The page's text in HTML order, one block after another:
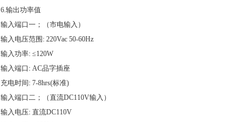
6.输出功率值
输入端口一；（市电输入）
输入电压范围: 220Vac 50-60Hz
输入功率: ≤120W
输入端口: AC品字插座
充电时间: 7-8hrs(标准)
输入端口二；（直流DC110V输入）
输入电压: 直流DC110V